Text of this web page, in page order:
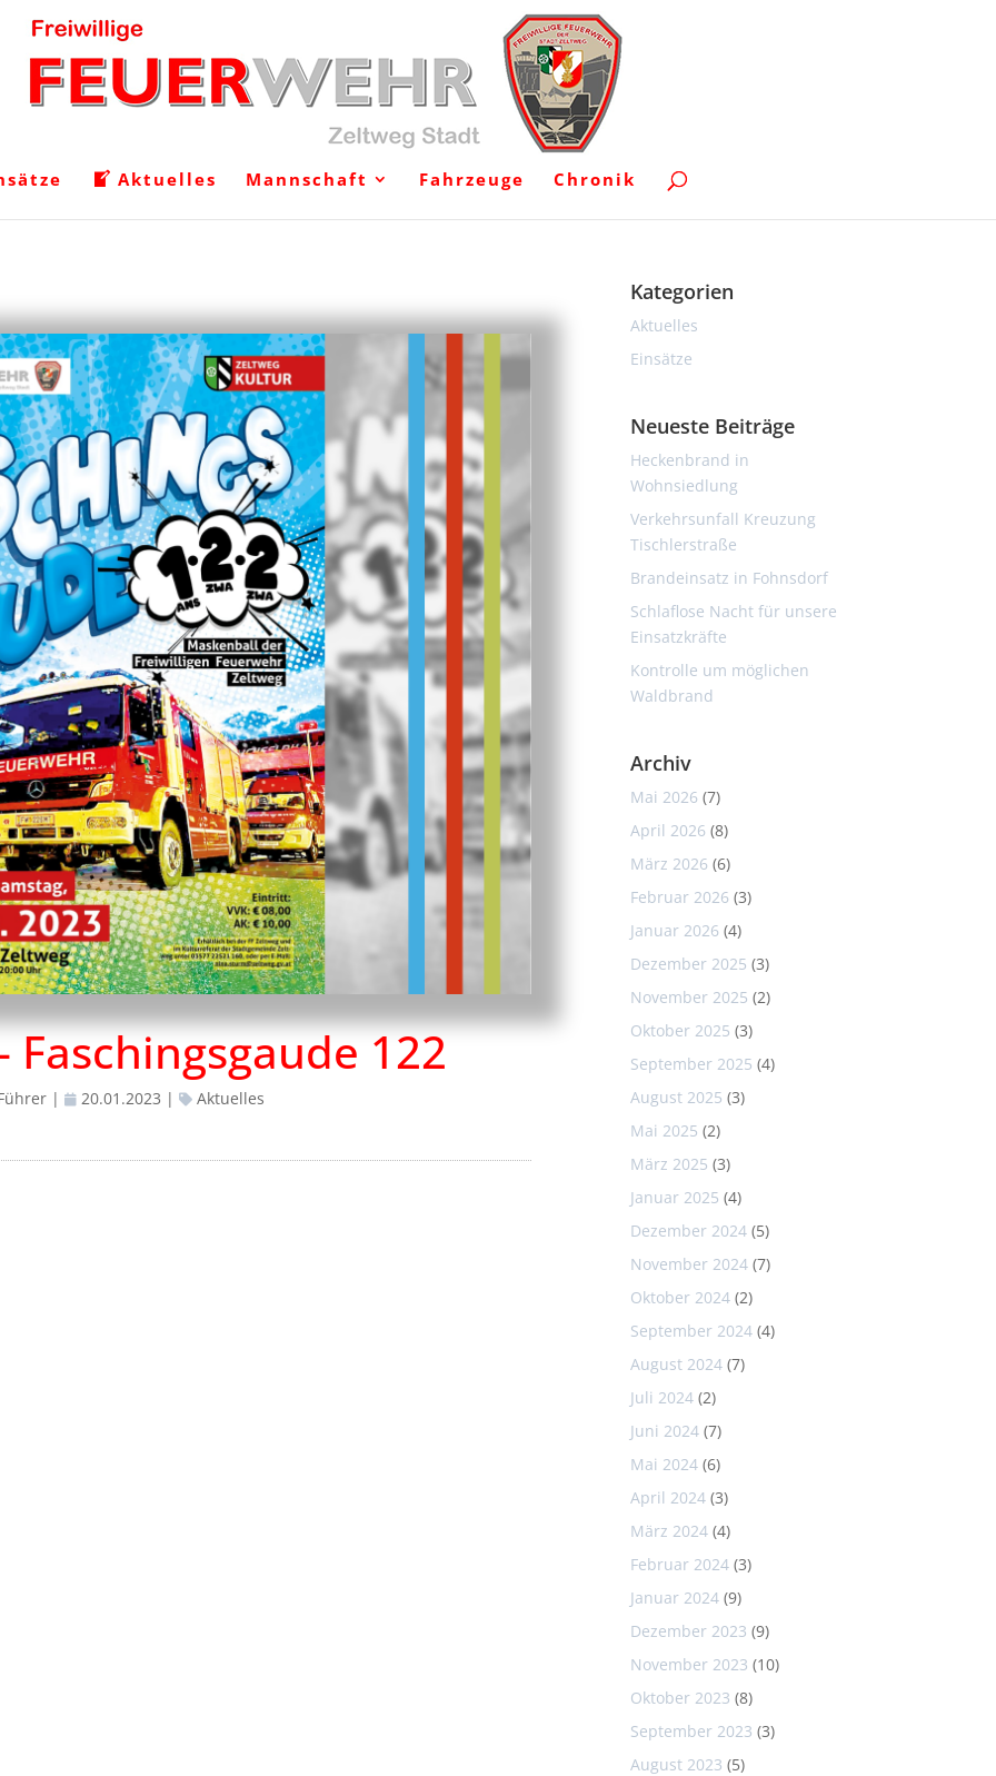
Aktuelles Mannschaft Fahrzeuge Chronik
Faschingsgaude 122
| 20.01.2023 | Aktuelles
Kategorien
Aktuelles
Einsätze
Neueste Beiträge
Heckenbrand in
Wohnsiedlung
Verkehrsunfall Kreuzung
Tischlerstraße
Brandeinsatz in Fohnsdorf
Schlaflose Nacht für unsere
Einsatzkräfte
Kontrolle um möglichen
Waldbrand
Archiv
Mai 2026 (7)
April 2026 (8)
März 2026 (6)
Februar 2026 (3)
Januar 2026 (4)
Dezember 2025 (3)
November 2025 (2)
Oktober 2025 (3)
September 2025 (4)
August 2025 (3)
Mai 2025 (2)
März 2025 (3)
Januar 2025 (4)
Dezember 2024 (5)
November 2024 (7)
Oktober 2024 (2)
September 2024 (4)
August 2024 (7)
Juli 2024 (2)
Juni 2024 (7)
Mai 2024 (6)
April 2024 (3)
März 2024 (4)
Februar 2024 (3)
Januar 2024 (9)
Dezember 2023 (9)
November 2023 (10)
Oktober 2023 (8)
September 2023 (3)
August 2023 (5)